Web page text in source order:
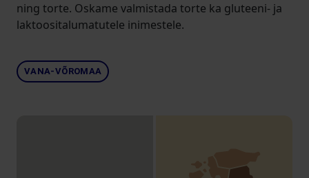
ning torte. Oskame valmistada torte ka gluteeni- ja
laktoositalumatutele inimestele.
VANA-VÕROMAA